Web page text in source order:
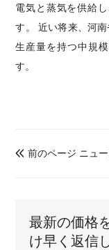
電気と蒸気を供給
す。
近い将来、河
生産量を持つ中規
す。
 前のページ ニュー
最新の価格
け早く返信